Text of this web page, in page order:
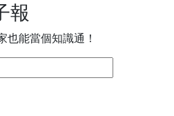
報
也能當個知識通！